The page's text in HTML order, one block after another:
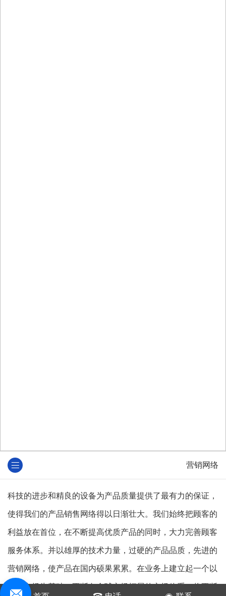
营销网络
科技的进步和精良的设备为产品质量提供了最有力的保证，
使得我们的产品销售网络得以日渐壮大。我们始终把顾客的
利益放在首位，在不断提高优质产品的同时，大力完善顾客
服务体系。并以雄厚的技术力量，过硬的产品品质，先进的
营销网络，使产品在国内硕果累累。在业务上建立起一个以
国内市场为基础，不断向全球市场拓展的市场体系。将不断